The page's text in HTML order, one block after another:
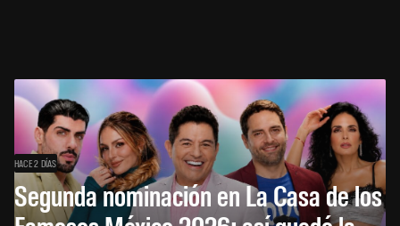
HACE 2 DÍAS
Segunda nominación en La Casa de los